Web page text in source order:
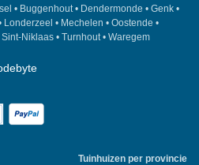
• Buggenhout• Dendermonde • Genk •
Londerzeel • Mechelen • Oostende •
Sint-Niklaas • Turnhout• Waregem
Tuinhuizen per provincie